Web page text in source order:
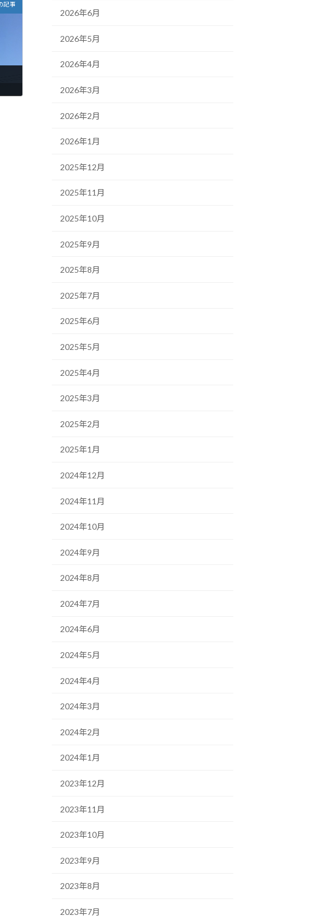
記事
2026年6月
2026年5月
2026年4月
2026年3月
2026年2月
2026年1月
2025年12月
2025年11月
2025年10月
2025年9月
2025年8月
2025年7月
2025年6月
2025年5月
2025年4月
2025年3月
2025年2月
2025年1月
2024年12月
2024年11月
2024年10月
2024年9月
2024年8月
2024年7月
2024年6月
2024年5月
2024年4月
2024年3月
2024年2月
2024年1月
2023年12月
2023年11月
2023年10月
2023年9月
2023年8月
2023年7月